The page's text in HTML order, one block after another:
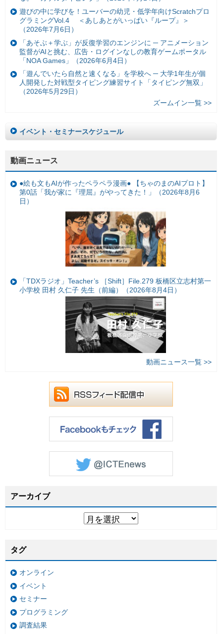
遊びの中に学びを！ユーバーの幼児・低学年向けScratchプロ
グラミングVol.4 ＜あしあとがいっぱい『ループ』＞
（2026年7月6日）
「あそぶ＋学ぶ」が反復学習のエンジンに ─ アニメーション
監督がAIと挑む、広告・ログインなしの教育ゲームポータル
「NOA Games」（2026年6月4日）
「遊んでいたら自然と速くなる」を学校へ ─ 大学1年生が個
人開発した対戦型タイピング練習サイト「タイピング無双」
（2026年5月29日）
ズームイン一覧 >>
イベント・セミナースケジュール
動画ニュース
●絵も文もAIが作ったペラペラ漫画● 【ちゃのまのAIプロト】
第0話「我が家に『理屈』がやってきた！」（2026年8月6
日）
「TDXラジオ」Teacher’s ［Shift］File.279 板橋区立志村第一
小学校 田村 久仁子 先生（前編）（2026年8月4日）
動画ニュース一覧 >>
アーカイブ
タグ
オンライン
イベント
セミナー
プログラミング
調査結果